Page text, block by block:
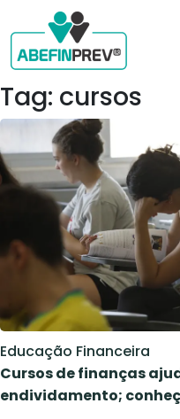
Tag: cursos
Educação Financeira
Cursos de finanças
endividamento;